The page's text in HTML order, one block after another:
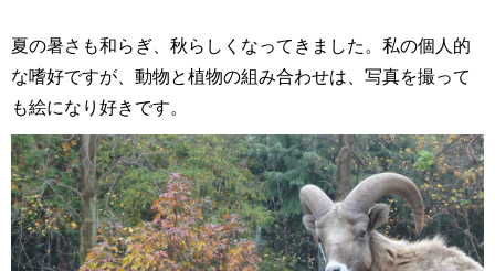
夏の暑さも和らぎ、秋らしくなってきました。私の個人的
な嗜好ですが、動物と植物の組み合わせは、写真を撮って
も絵になり好きです。